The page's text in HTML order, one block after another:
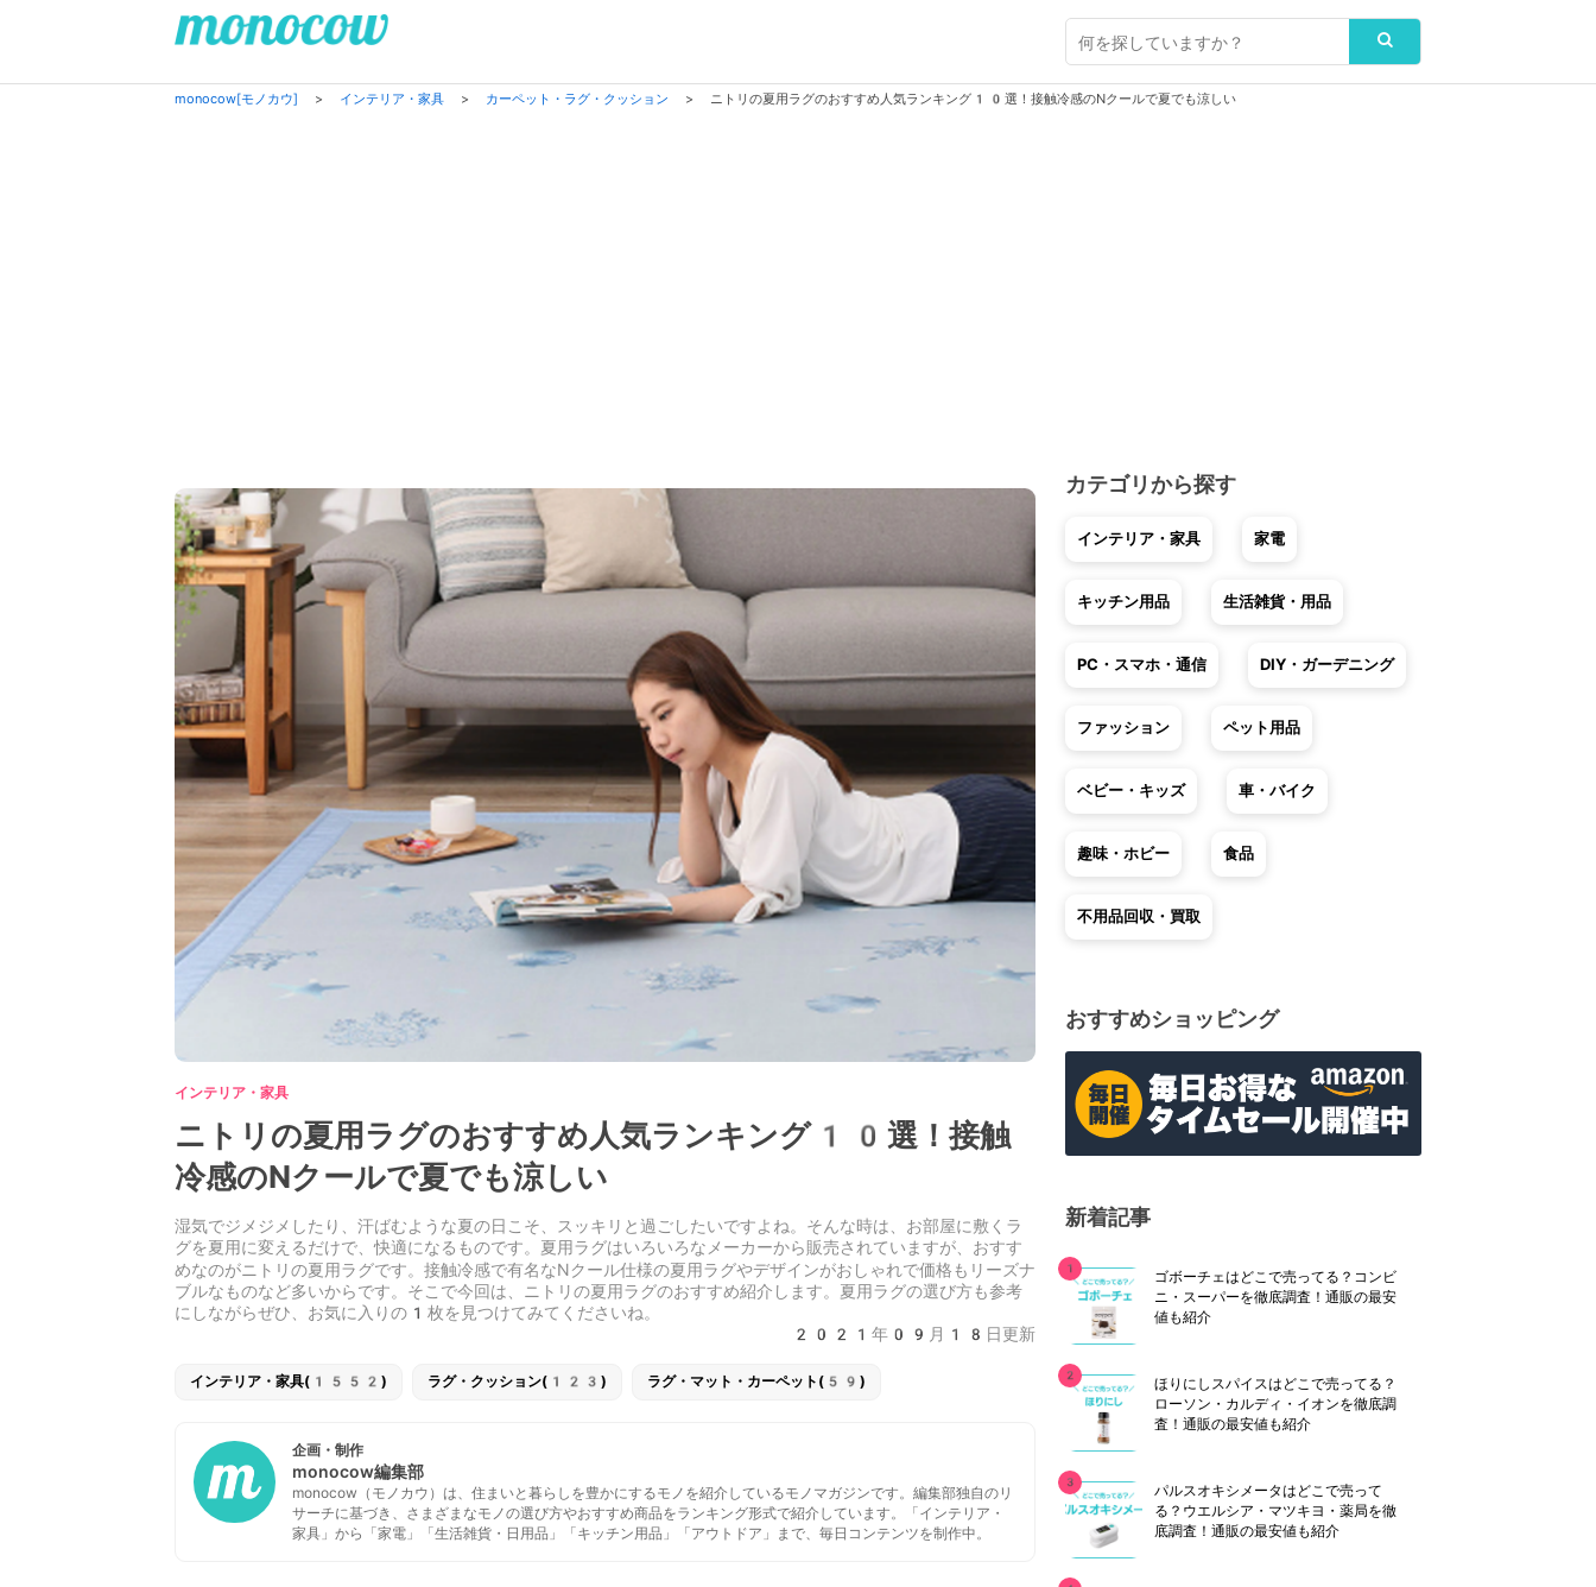
monocow[モノカウ] > インテリア・家具 > カーペット・ラグ・クッション > ニトリの夏用ラグのおすすめ人気ランキング10選！接触冷感のNクールで夏でも涼しい
インテリア・家具
ニトリの夏用ラグのおすすめ人気ランキング10選！接触
冷感のNクールで夏でも涼しい
湿気でジメジメしたり、汗ばむような夏の日こそ、スッキリと過ごしたいですよね。そんな時は、お部屋に敷くラ
グを夏用に変えるだけで、快適になるものです。夏用ラグはいろいろなメーカーから販売されていますが、おすす
めなのがニトリの夏用ラグです。接触冷感で有名なNクール仕様の夏用ラグやデザインがおしゃれで価格もリーズナ
ブルなものなど多いからです。そこで今回は、ニトリの夏用ラグのおすすめ紹介します。夏用ラグの選び方も参考
にしながらぜひ、お気に入りの1枚を見つけてみてくださいね。
2021年09月18日更新
インテリア・家具(1552) ラグ・クッション(123) ラグ・マット・カーペット(59)
企画・制作
monocow編集部
monocow（モノカウ）は、住まいと暮らしを豊かにするモノを紹介しているモノマガジンです。編集部独自のリ
サーチに基づき、さまざまなモノの選び方やおすすめ商品をランキング形式で紹介しています。「インテリア・
家具」から「家電」「生活雑貨・日用品」「キッチン用品」「アウトドア」まで、毎日コンテンツを制作中。
カテゴリから探す
インテリア・家具 家電
キッチン用品 生活雑貨・用品
PC・スマホ・通信 DIY・ガーデニング
ファッション ペット用品
ベビー・キッズ 車・バイク
趣味・ホビー 食品
不用品回収・買取
おすすめショッピング
新着記事
ゴボーチェはどこで売ってる？コンビ
ニ・スーパーを徹底調査！通販の最安
値も紹介
ほりにしスパイスはどこで売ってる？
ローソン・カルディ・イオンを徹底調
査！通販の最安値も紹介
パルスオキシメータはどこで売って
る？ウエルシア・マツキヨ・薬局を徹
底調査！通販の最安値も紹介